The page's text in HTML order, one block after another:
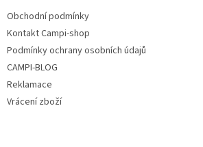
Obchodní podmínky
Kontakt Campi-shop
Podmínky ochrany osobních údajů
CAMPI-BLOG
Reklamace
Vrácení zboží